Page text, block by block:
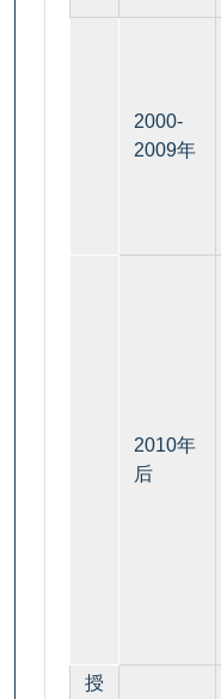
2000-
2009年
2010年
后
授